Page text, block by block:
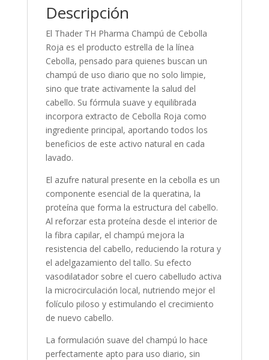
Cabello
Fuerte
cantidad
Descripción
El Thader TH Pharma Champú de Cebolla
Roja es el producto estrella de la línea
Cebolla, pensado para quienes buscan un
champú de uso diario que no solo limpie,
sino que trate activamente la salud del
cabello. Su fórmula suave y equilibrada
incorpora extracto de Cebolla Roja como
ingrediente principal, aportando todos los
beneficios de este activo natural en cada
lavado.
El azufre natural presente en la cebolla es un
componente esencial de la queratina, la
proteína que forma la estructura del cabello.
Al reforzar esta proteína desde el interior de
la fibra capilar, el champú mejora la
resistencia del cabello, reduciendo la rotura y
el adelgazamiento del tallo. Su efecto
vasodilatador sobre el cuero cabelludo activa
la microcirculación local, nutriendo mejor el
folículo piloso y estimulando el crecimiento
de nuevo cabello.
La formulación suave del champú lo hace
perfectamente apto para uso diario, sin